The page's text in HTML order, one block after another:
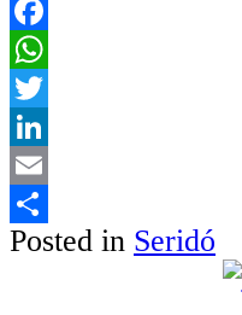
Facebook
WhatsApp
Twitter
LinkedIn
Email
Share
Posted in Seridó